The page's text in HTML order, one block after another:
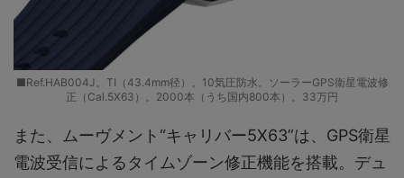
■Ref.HAB004J。TI（43.4mm径）。10気圧防水。ソーラーGPS衛星電波修
正（Cal.5X63）。2000本（うち国内800本）。33万円
また、ムーヴメント“キャリバー5X63”は、GPS衛星
電波受信によるタイムゾーン修正機能を搭載。デュ